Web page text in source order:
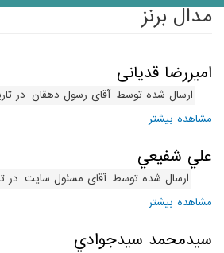
مدال برنز
امیررضا قدیانی
ارسال شده توسط آقای رسول دهقان در تاریخ س,
مشاهده بیشتر
علي شفيعي
ارسال شده توسط آقای مسئول سایت در تاریخ
مشاهده بیشتر
سيدمحمد سيدجوادي